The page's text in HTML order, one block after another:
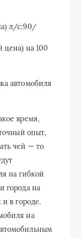
л/с:90/
цена) на 100
автомобиля
время,
опыт,
чей — то
на гибкой
города на
и в городе.
на